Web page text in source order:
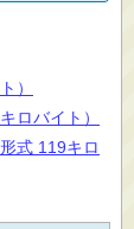
）
ロバイト）
式 119キロ